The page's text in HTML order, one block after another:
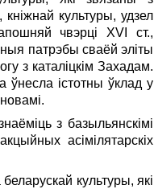
культуры, удзел
чвэрці XVI ст.,
патрэбы сваёй эліты
з каталіцкім Захадам.
істотны ўклад у
з базыльянскімі
асімілятарскіх
культуры, які